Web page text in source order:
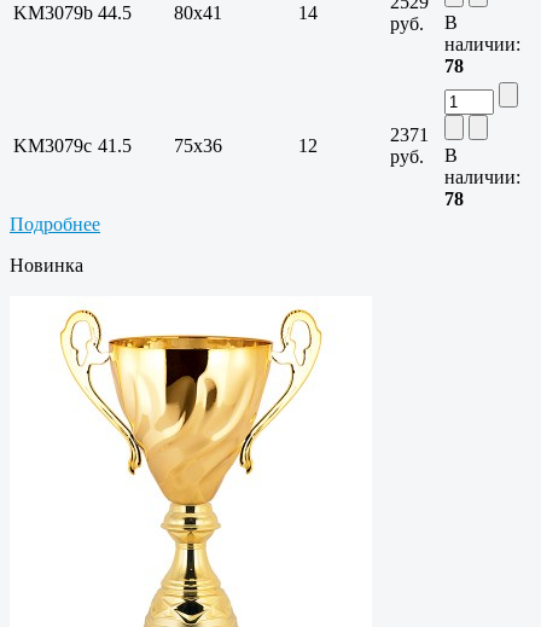
KM3079b 44.5 80х41 14
руб.
В
наличии:
78
KM3079c 41.5 75х36 12
2371
руб.
В
наличии:
78
Подробнее
Новинка